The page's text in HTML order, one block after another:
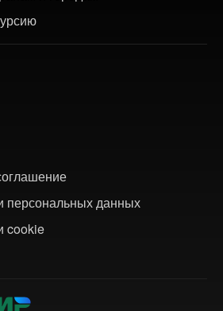
персональных данных
cookie